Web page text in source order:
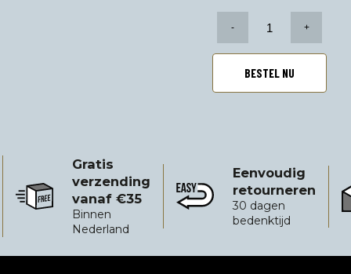
Vidi
aantal
BESTEL NU
Gratis
verzending
vanaf €35
Binnen
Nederland
Gratis verzending vanaf €35
Eenvoudig
retourneren
30 dagen
bedenktijd
Eenvoudig retourneren